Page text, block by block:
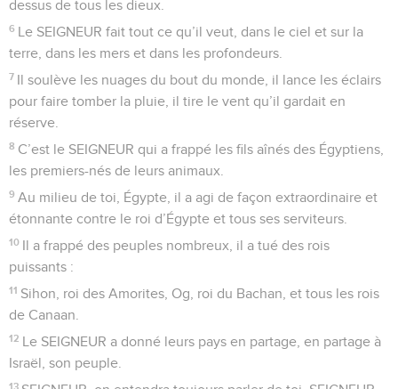
1 Allons ! Dites merci au SEIGNEUR, vous tous qui servez le
SEIGNEUR, vous qui vous tenez dans sa maison pendant les
heures de la nuit !
2 Levez vos mains vers le lieu saint et remerciez le
SEIGNEUR !
3 Que le SEIGNEUR vous bénisse depuis le temple de
Jérusalem, lui qui a fait le ciel et la terre !
© Société biblique française – Bibli’O, 2000, avec autorisation. Pour vous procurer
une Bible imprimée, rendez-vous sur www.editionsbiblio.fr
Psaumes
Seuls les Évangiles sont disponibles en vidéo pour le moment.
Merci au Sauveur d'Israël